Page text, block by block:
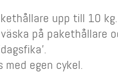
upp till 10 kg.
på pakethållare
med egen cykel.